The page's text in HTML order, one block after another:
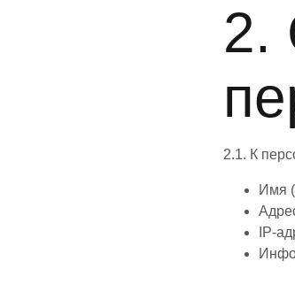
2.
2.1. К
Имя
IP-